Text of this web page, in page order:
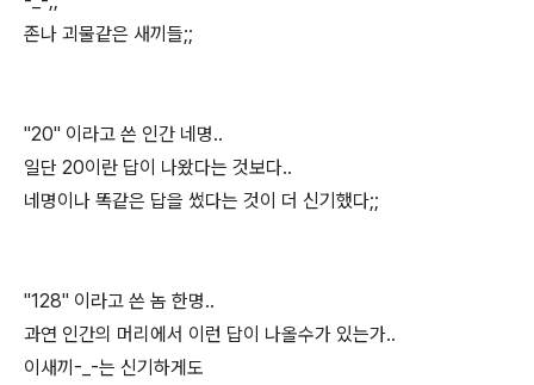
존나 괴물같은 새끼들;;
"20" 이라고 쓴 인간 네명..
일단 20이란 답이 나왔다는 것보다..
네명이나 똑같은 답을 썼다는 것이 더 신기했다;;
"128" 이라고 쓴 놈 한명..
과연 인간의 머리에서 이런 답이 나올수가 있는가..
이새끼-_-는 신기하게도